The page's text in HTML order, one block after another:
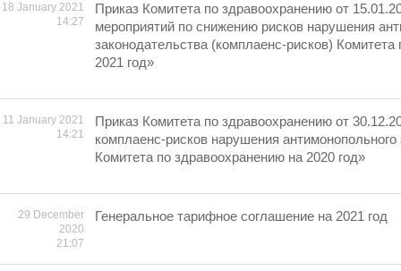
18 January 2021
14:27
Приказ Комитета по здравоохранению от
мероприятий по снижению рисков нарушения
законодательства (комплаенс-рисков)
2021 год»
11 January 2021
14:21
Приказ Комитета по здравоохранению от
комплаенс-рисков нарушения антимонопольного
Комитета по здравоохранению на 2020 год»
29 December
2020
21:07
Генеральное тарифное соглашение на 2021 год